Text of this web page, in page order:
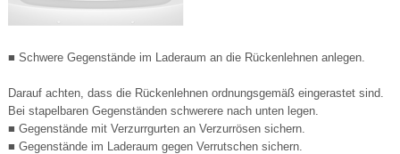
■ Schwere Gegenstände im Laderaum an die Rückenlehnen anlegen.
Darauf achten, dass die Rückenlehnen ordnungsgemäß eingerastet sind.
Bei stapelbaren Gegenständen schwerere nach unten legen.
■ Gegenstände mit Verzurrgurten an Verzurrösen sichern.
■ Gegenstände im Laderaum gegen Verrutschen sichern.